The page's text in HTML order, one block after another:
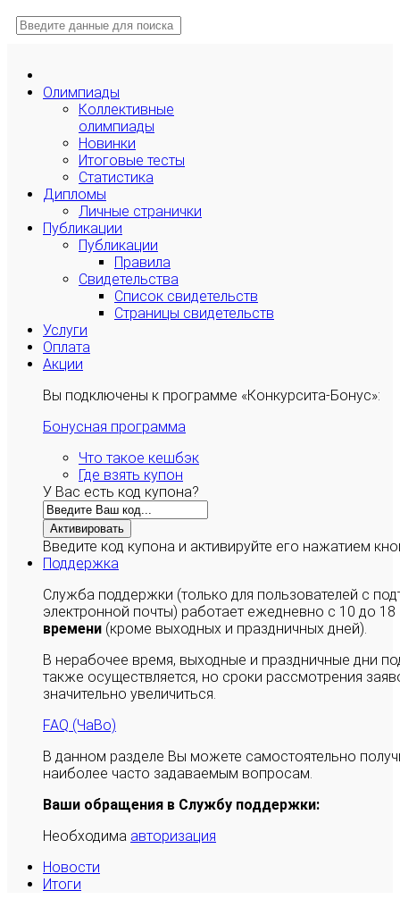
Олимпиады
Коллективные
олимпиады
Новинки
Итоговые тесты
Статистика
Дипломы
Личные странички
Публикации
Публикации
Правила
Свидетельства
Список свидетельств
Страницы свидетельств
Услуги
Оплата
Акции
Вы подключены к программе «Конкурсита-Бонус»:
Бонусная программа
Что такое кешбэк
Где взять купон
У Вас есть код купона?
Активировать
Введите код купона и активируйте его нажатием
Поддержка
Служба поддержки (только для пользователей с
электронной почты) работает ежедневно с 10 до
времени (кроме выходных и праздничных дней).
В нерабочее время, выходные и праздничные дни
также осуществляется, но сроки рассмотрения
значительно увеличиться.
FAQ (ЧаВо)
В данном разделе Вы можете самостоятельно
наиболее часто задаваемым вопросам.
Ваши обращения в Службу поддержки:
Необходима авторизация
Новости
Итоги